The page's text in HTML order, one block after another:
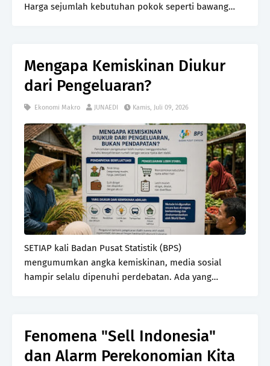
Harga sejumlah kebutuhan pokok seperti bawang
Mengapa Kemiskinan Diukur
dari Pengeluaran?
Ekonomi Makro JUNAEDI Kamis, Juli 09, 2026
SETIAP kali Badan Pusat Statistik (BPS)
mengumumkan angka kemiskinan, media sosial
hampir selalu dipenuhi perdebatan. Ada yang
Fenomena "Sell Indonesia"
dan Alarm Perekonomian Kita